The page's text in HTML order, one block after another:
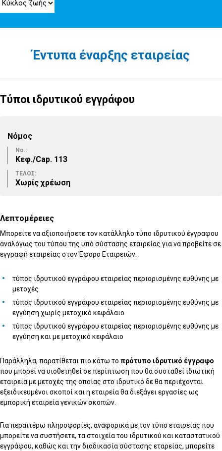
Έντυπα έναρξης εταιρείας
Τύποι ιδρυτικού εγγράφου
Νόμος
No.:
Κεφ./Cap. 113
ΤΕΛΟΣ:
Χωρίς χρέωση
Λεπτομέρειες
Μπορείτε να αξιοποιήσετε τον κατάλληλο τύπο ιδρυτικού έγγραφου
αναλόγως του τύπου της υπό σύστασης εταιρείας για να προβείτε σε
εγγραφή εταιρείας στον Έφορο Εταιρειών:
τύπος ιδρυτικού εγγράφου εταιρείας περιορισμένης ευθύνης με
μετοχές
τύπος ιδρυτικού εγγράφου εταιρείας περιορισμένης ευθύνης με
εγγύηση χωρίς μετοχικό κεφάλαιο
τύπος ιδρυτικού εγγράφου εταιρείας περιορισμένης ευθύνης με
εγγύηση και με μετοχικό κεφάλαιο
Παράλληλα, παρατίθεται πιο κάτω το πρότυπο ιδρυτικό έγγραφο
που μπορεί να υιοθετηθεί σε περίπτωση που θα συσταθεί ιδιωτική
εταιρεία με μετοχές της οποίας στο ιδρυτικό δε θα περιέχονται
εξειδικευμένοι σκοποί και η εταιρεία θα διεξάγει εργασίες ως
εμπορική εταιρεία γενικών σκοπών.
Για περαιτέρω πληροφορίες, αναφορικά με τον τύπο εταιρείας που
μπορείτε να συστήσετε, τα στοιχεία του ιδρυτικού και καταστατικού
εγγράφου, καθώς και την διαδικασία σύστασης εταρείας, μπορείτε